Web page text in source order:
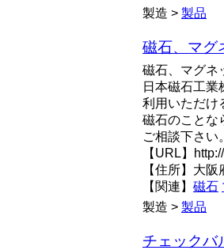
製造 > 製品
磁石、マグ
磁石、マグネ
日本磁石工
利用いただけ
磁石のことな
ご相談下さい。
【URL】
【住所】大
【関連】 磁石
製造 > 製品
チェックバ